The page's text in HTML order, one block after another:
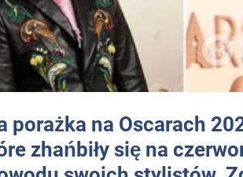
porażka na Oscarach
zhańbiły się na